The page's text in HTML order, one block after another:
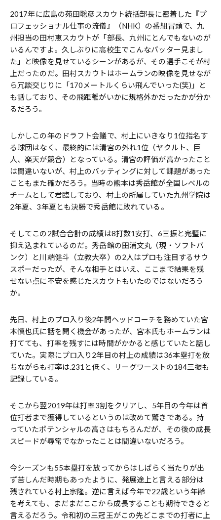
2017年に広島の苑田聡彦スカウト統括部長に密着した『プ
ロフェッショナル仕事の流儀』（NHK）の番組冒頭で、九
州担当の田村恵スカウトが「部長、九州にとんでもないのが
いるんですよ。久しぶりに高校生でこんなバッター見まし
た」と映像を見せているシーンがあるが、その選手こそが村
上だったのだ。田村スカウトはホームランの映像を見せなが
ら冗談交じりに「170メートルくらい飛んでいった(笑)」と
も話しており、その飛距離がいかに規格外かだったかが分か
るだろう。
しかしこの年のドラフト会議で、村上にいきなり1位指名す
る球団はなく、最終的には清宮の外れ1位（ヤクルト、巨
人、楽天が競合）となっている。清宮の評価が高かったこと
は間違いないが、村上のバッティングに対して課題があった
こともまた確かだろう。当時の熊本は秀岳館が全国レベルの
チームとして君臨しており、村上の所属していた九州学院は
2年夏、3年夏とも決勝で秀岳館に敗れている。
そしてこの2試合合計の成績は8打数1安打、6三振と完璧に
抑え込まれているのだ。秀岳館の田浦文丸（現・ソフトバ
ンク）と川端健斗（立教大卒）の2人はプロも注目するサウ
スポーだったが、そんな相手とはいえ、ここまで結果を残
せない点に不安を感じたスカウトもいたのではないだろう
か。
先日、村上のプロ入り後2年間ヘッドコーチを務めていた宮
本慎也氏に話を聞く機会があったが、宮本氏もホームランは
打てても、打率を残すには時間がかかると感じていたと話し
ていた。実際にプロ入り2年目の村上の成績は36本塁打を放
ちながらも打率は.231と低く、リーグワーストの184三振も
記録している。
そこから翌2019年は打率3割をクリアし、5年目の今年は首
位打者まで獲得しているというのは改めて驚きである。持
っていたポテンシャルの高さはもちろんだが、その後の成長
スピードが尋常でなかったことは間違いないだろう。
今シーズンも55本塁打を放ってからはしばらく当たりが出
ず苦しんだ時期もあったように、発展途上と言える部分は
残されている村上宗隆。逆に言えば今年で22歳という年齢
を考えても、まだまだここから成長することも期待できると
言えるだろう。令和初の三冠王がこの先どこまでの打者に上